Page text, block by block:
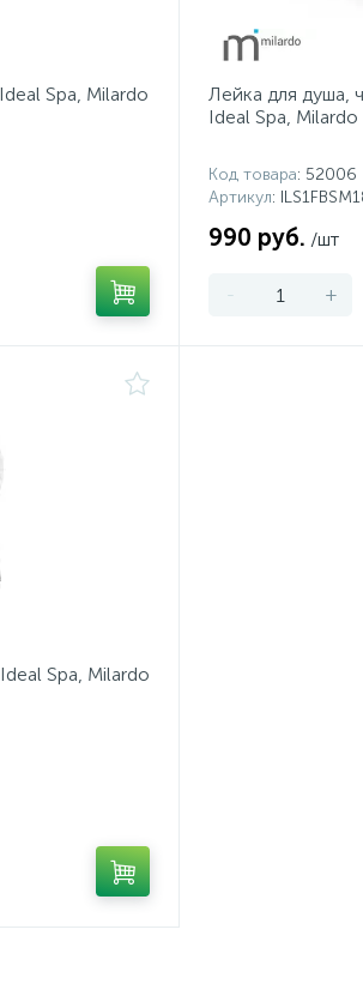
Spa, Milardo
Лейка для душа,
Ideal Spa, Milardo
Код товара: 52006
Артикул:
990 руб. /шт
- +
Spa, Milardo